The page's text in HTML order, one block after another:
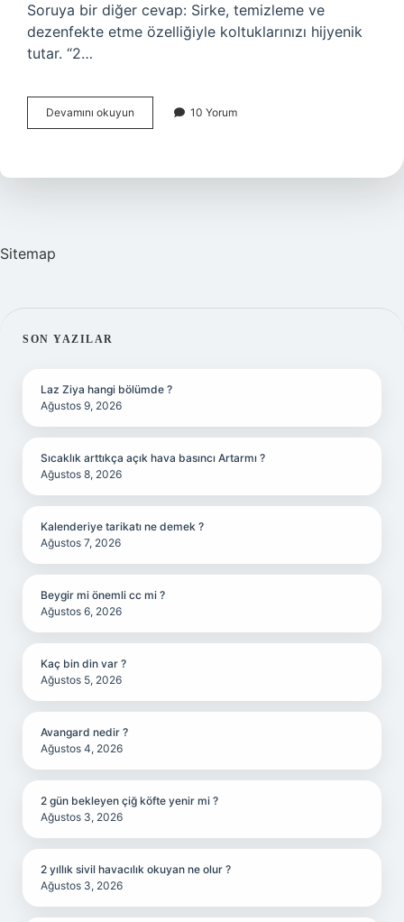
Soruya bir diğer cevap: Sirke, temizleme ve
dezenfekte etme özelliğiyle koltuklarınızı hijyenik
tutar. “2…
Devamını okuyun
Halı
Ne
10 Yorum
Sitemap
SIDEBAR
SON YAZILAR
Laz Ziya hangi bölümde ?
Ağustos 9, 2026
Sıcaklık arttıkça açık hava basıncı Artarmı ?
Ağustos 8, 2026
Kalenderiye tarikatı ne demek ?
Ağustos 7, 2026
Beygir mi önemli cc mi ?
Ağustos 6, 2026
Kaç bin din var ?
Ağustos 5, 2026
Avangard nedir ?
Ağustos 4, 2026
2 gün bekleyen çiğ köfte yenir mi ?
Ağustos 3, 2026
2 yıllık sivil havacılık okuyan ne olur ?
Ağustos 3, 2026